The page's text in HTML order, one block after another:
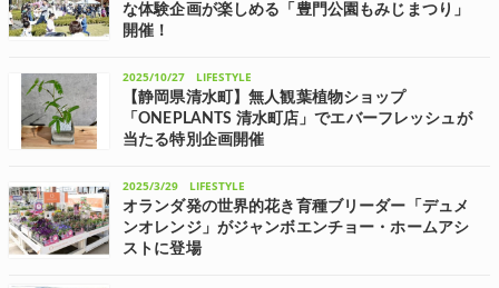
な体験企画が楽しめる「豊門公園もみじまつり」
開催！
みじまつり」が、11月22日(土)に豊門公園で開催される。 小山町の伝
統と自然を楽しむ「豊門...
2025/10/27
LIFESTYLE
【静岡県清水町】無人観葉植物ショップ
「ONEPLANTS 清水町店」でエバーフレッシュが
当たる特別企画開催
日(月)の期間、「芽生えのエバーフレッシュプレゼントキャンペーン」
を開催して...
2025/3/29
LIFESTYLE
オランダ発の世界的花き育種ブリーダー「デュメ
ンオレンジ」がジャンボエンチョー・ホームアシ
ストに登場